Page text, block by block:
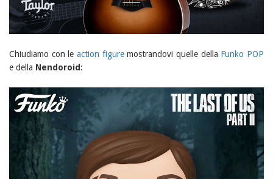
Chiudiamo con le action figuremostrandovi quelle della Funko POP
e della Nendoroid :